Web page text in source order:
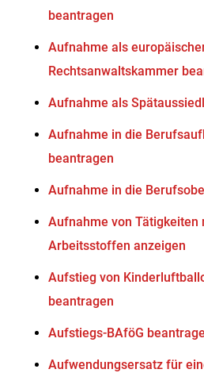
beantragen
Aufnahme als
Rechtsanwaltskammer
Aufnahme als
Aufnahme in die
beantragen
Aufnahme in die
Aufnahme von Tätigkeiten
Arbeitsstoffen anzeigen
Aufstieg von
beantragen
Aufstiegs-BAföG
Aufwendungsersatz für